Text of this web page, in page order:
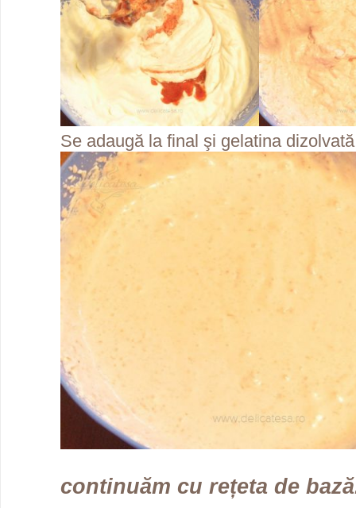
Se adaugă la final şi gelatina
continuăm cu rețeta de